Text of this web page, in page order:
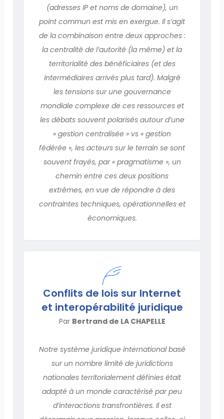
(adresses IP et noms de domaine), un
point commun est mis en exergue. Il s’agit
de la combinaison entre deux approches :
la centralité de l’autorité (la même) et la
territorialité des bénéficiaires (et des
intermédiaires arrivés plus tard). Malgré
les tensions sur une gouvernance
mondiale complexe de ces ressources et
les débats souvent polarisés autour d’une
« gestion centralisée » vs « gestion
fédérée », les acteurs sur le terrain se sont
souvent frayés, par « pragmatisme », un
chemin entre ces deux positions
extrêmes, en vue de répondre à des
contraintes techniques, opérationnelles et
économiques.
Conflits de lois sur Internet
et interopérabilité juridique
Par Bertrand de LA CHAPELLE
Notre système juridique international basé
sur un nombre limité de juridictions
nationales territorialement définies était
adapté à un monde caractérisé par peu
d’interactions transfrontières. Il est